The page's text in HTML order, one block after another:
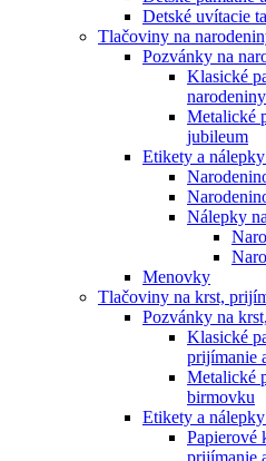
Detské uvítacie
Tlačoviny na
Pozvánky na
Klasické
Metalické
jubileum
Etikety a
Nálepky
Menovky
Tlačoviny na krst,
Pozvánky na
Klasické
prijímanie
Metalické
birmovku
Etikety a
Papierové
prijímanie